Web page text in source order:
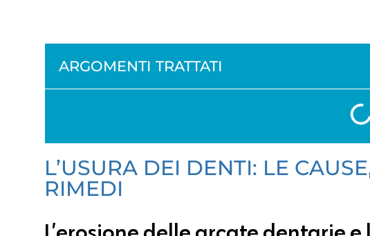
ARGOMENTI TRATTATI
L’USURA DEI DENTI: LE
RIMEDI